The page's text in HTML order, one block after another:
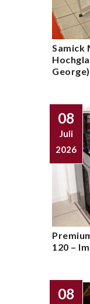
Samick
George)
08
Juli
2026
120 –
08